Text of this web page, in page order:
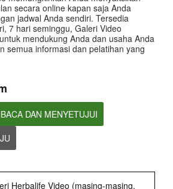
secara online kapan saja Anda
jadwal Anda sendiri. Tersedia
7 hari seminggu, Galeri Video
mendukung Anda dan usaha Anda
semua informasi dan pelatihan yang
DAN MENYETUJUI
Herbalife Video (masing-masing,
untuk menjadi nutrition partner Atlet
Sponsor Herbalife Indonesia